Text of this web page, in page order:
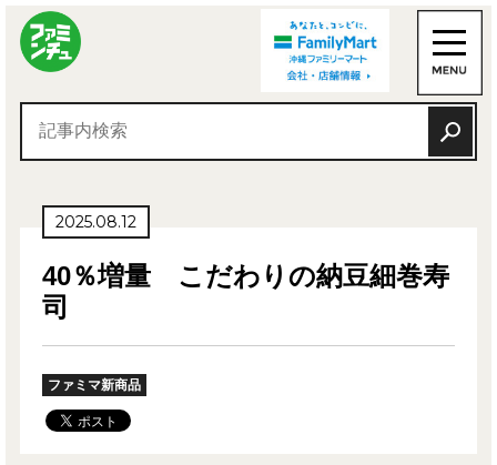
2025.08.12
40％増量 こだわりの納豆細巻寿
司
ファミマ新商品